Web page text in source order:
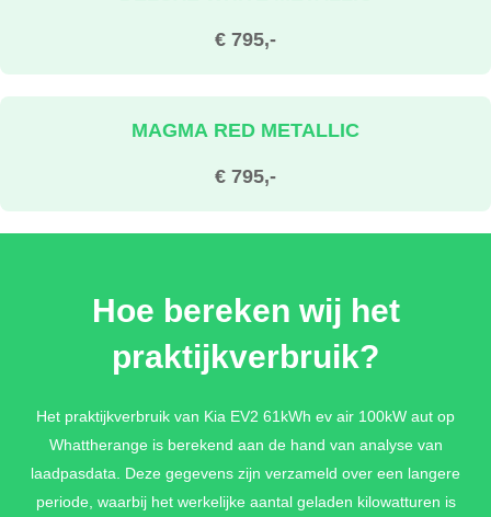
€ 795,-
€ 795,-
MAGMA RED METALLIC
€ 795,-
€ 795,-
Hoe bereken wij het
praktijkverbruik?
Het praktijkverbruik van Kia EV2 61kWh ev air 100kW aut op
Whattherange is berekend aan de hand van analyse van
laadpasdata. Deze gegevens zijn verzameld over een langere
periode, waarbij het werkelijke aantal geladen kilowatturen is